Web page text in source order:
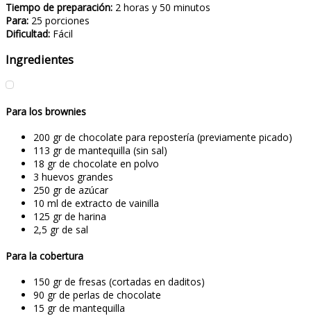
Tiempo de preparación: 2 horas y 50 minutos
Para: 25 porciones
Dificultad: Fácil
Ingredientes
Para los brownies
200 gr de chocolate para repostería (previamente picado)
113 gr de mantequilla (sin sal)
18 gr de chocolate en polvo
3 huevos grandes
250 gr de azúcar
10 ml de extracto de vainilla
125 gr de harina
2,5 gr de sal
Para la cobertura
150 gr de fresas (cortadas en daditos)
90 gr de perlas de chocolate
15 gr de mantequilla